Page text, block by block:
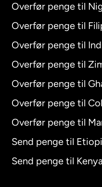
Overfør penge til
Overfør penge til
Overfør penge til
Overfør penge til
Overfør penge til
Overfør penge til
Overfør penge til
Send penge til
Send penge til Kenya